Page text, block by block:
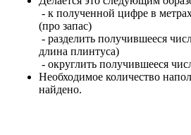
- к полученной цифре в
(про запас)
- разделить получившееся
длина плинтуса)
- округлить получившееся
Необходимое количество
найдено.